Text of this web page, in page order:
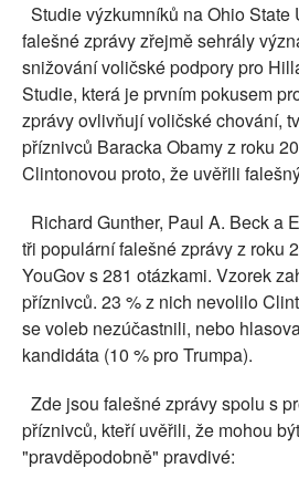
Studie výzkumníků na Ohio State
falešné zprávy zřejmě sehrály
snižování voličské podpory pro
Studie, která je prvním pokusem
zprávy ovlivňují voličské chování,
příznivců Baracka Obamy z roku
Clintonovou proto, že uvěřili
Richard Gunther, Paul A. Beck a
tři populární falešné zprávy z roku
YouGov s 281 otázkami. Vzorek
příznivců. 23 % z nich nevolilo
se voleb nezúčastnili, nebo
kandidáta (10 % pro Trumpa).
Zde jsou falešné zprávy spolu s
příznivců, kteří uvěřili, že mohou
"pravděpodobně" pravdivé: